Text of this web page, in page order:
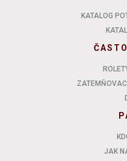
KATALOG
JAK